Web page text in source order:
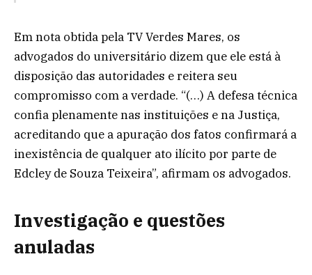
Em nota obtida pela TV Verdes Mares, os
advogados do universitário dizem que ele está à
disposição das autoridades e reitera seu
compromisso com a verdade. “(…) A defesa técnica
confia plenamente nas instituições e na Justiça,
acreditando que a apuração dos fatos confirmará a
inexistência de qualquer ato ilícito por parte de
Edcley de Souza Teixeira”, afirmam os advogados.
Investigação e questões
anuladas